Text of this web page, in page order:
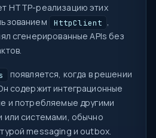
HTTP-реализацию этих
HttpClient ,
сгенерированные APIs без
появляется, когда в решении
содержит интеграционные
и потребляемые другими
или системами, обычно
messaging и outbox.